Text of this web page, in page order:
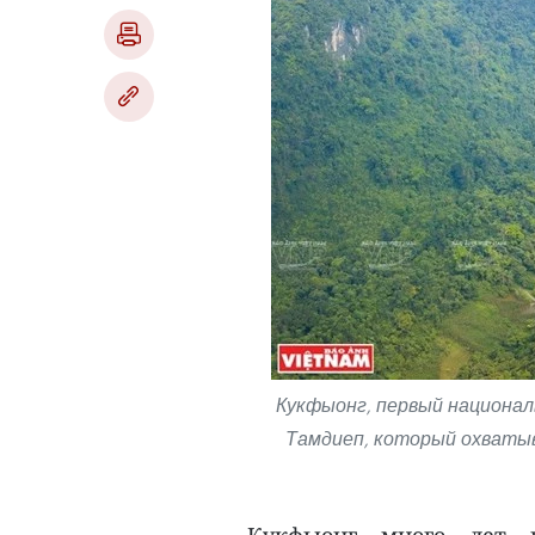
Кукфыонг, первый
Тамдиеп, который